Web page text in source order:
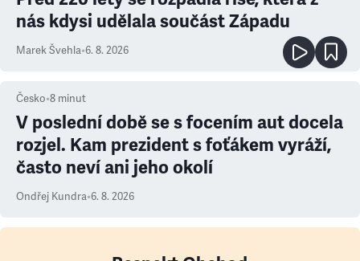
nás kdysi udělala součást Západu
Marek Švehla•6. 8. 2026
Česko•8 minut
V poslední době se s focením aut docela
rozjel. Kam prezident s foťákem vyráží,
často neví ani jeho okolí
Ondřej Kundra•6. 8. 2026